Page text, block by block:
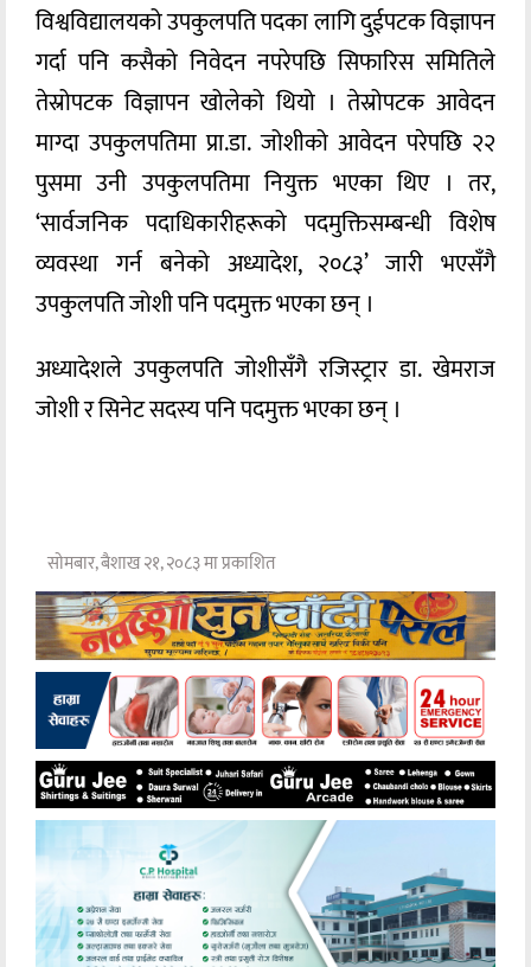
विश्वविद्यालयको उपकुलपति पदका लागि दुईपटक विज्ञापन
गर्दा पनि कसैको निवेदन नपरेपछि सिफारिस समितिले
तेस्रोपटक विज्ञापन खोलेको थियो । तेस्रोपटक आवेदन
माग्दा उपकुलपतिमा प्रा.डा. जोशीको आवेदन परेपछि २२
पुसमा उनी उपकुलपतिमा नियुक्त भएका थिए । तर,
‘सार्वजनिक पदाधिकारीहरूको पदमुक्तिसम्बन्धी विशेष
व्यवस्था गर्न बनेको अध्यादेश, २०८३’ जारी भएसँगै
उपकुलपति जोशी पनि पदमुक्त भएका छन् ।
अध्यादेशले उपकुलपति जोशीसँगै रजिस्ट्रार डा. खेमराज
जोशी र सिनेट सदस्य पनि पदमुक्त भएका छन् ।
सोमबार, बैशाख २१, २०८३ मा प्रकाशित